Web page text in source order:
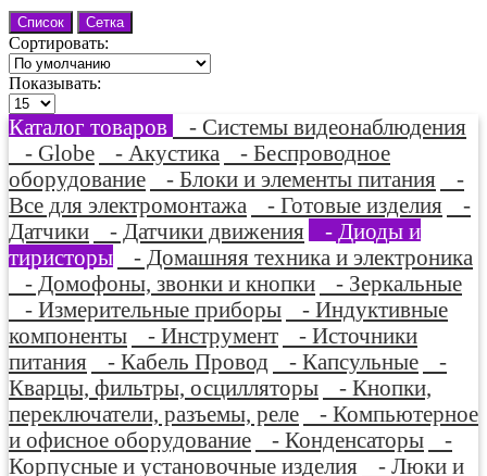
Список Сетка
Сортировать:
Показывать:
Каталог товаров
- Системы видеонаблюдения
- Globe
- Акустика
- Беспроводное
оборудование
- Блоки и элементы питания
-
Все для электромонтажа
- Готовые изделия
-
Датчики
- Датчики движения
- Диоды и
тиристоры
- Домашняя техника и электроника
- Домофоны, звонки и кнопки
- Зеркальные
- Измерительные приборы
- Индуктивные
компоненты
- Инструмент
- Источники
питания
- Кабель Провод - Капсульные
-
Кварцы, фильтры, осцилляторы
- Кнопки,
переключатели, разъемы, реле
- Компьютерное
и офисное оборудование
- Конденсаторы
-
Корпусные и установочные изделия
- Люки и